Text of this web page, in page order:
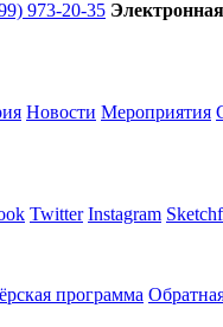
973-20-35
Новости Мероприятия
Twitter Instagram
программа